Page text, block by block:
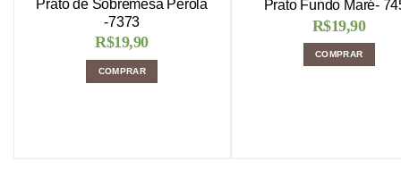
Prato de Sobremesa Pérola
-7373
R$19,90
COMPRAR
Prato Fundo Maré-
R$19,90
COMPRAR